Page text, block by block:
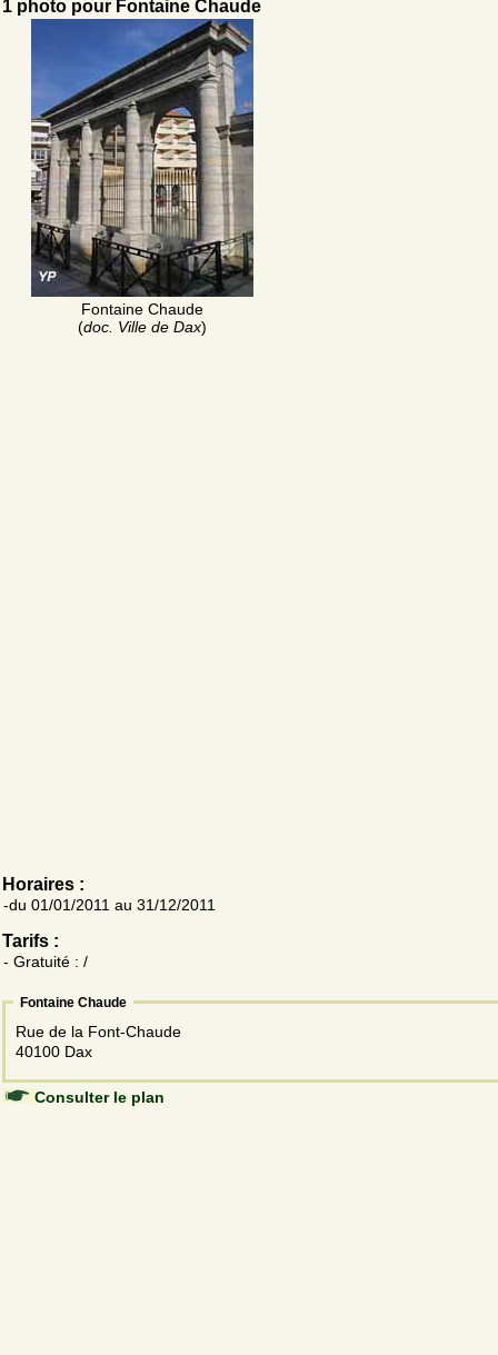
1 photo pour Fontaine Chaude
Fontaine Chaude
(doc. Ville de Dax)
Horaires :
-du 01/01/2011 au 31/12/2011
Tarifs :
- Gratuité : /
Fontaine Chaude
Rue de la Font-Chaude
40100 Dax
Consulter le plan